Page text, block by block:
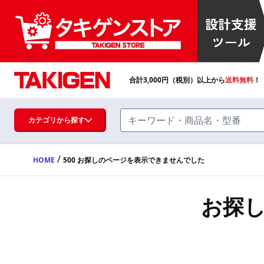
ハンドル・取手・つまみ・周辺機器
FA・A
合計3,000円（税別）以上から送料無料
カテゴリから探す
HOME / 500 お探しのページを表示できませんでした
お探